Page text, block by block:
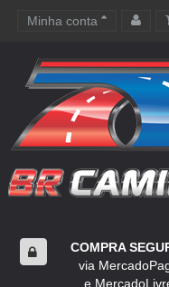
Minha conta
COMPRA
via
e